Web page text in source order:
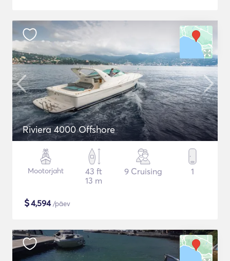
Riviera 4000 Offshore
Mootorjaht
43 ft
13 m
9 Cruising 1
$4,594/päev